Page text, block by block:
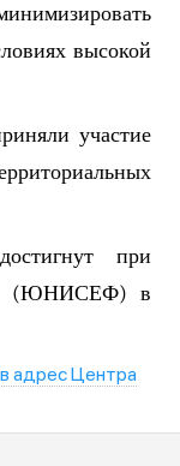
высокой
участие
при
(ЮНИСЕФ) в
адрес Центра